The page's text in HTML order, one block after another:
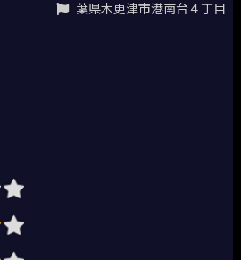
葉県木更津市港南台４丁目